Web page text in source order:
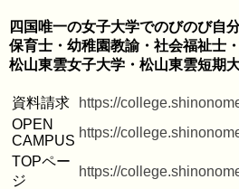
四国唯一の女子大学でのびのび自
保育士・幼稚園教諭・社会福祉士
資料請求
https://
OPEN
CAMPUS
https://
TOPペー
ジ
https://